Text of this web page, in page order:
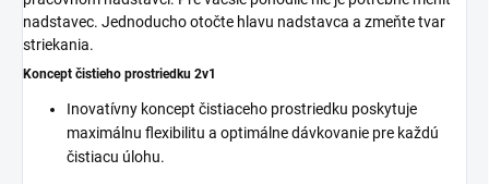
nadstavec. Jednoducho otočte hlavu nadstavca a zmeňte tvar
striekania.
Koncept čistieho prostriedku 2v1
Inovatívny koncept čistiaceho prostriedku poskytuje
maximálnu flexibilitu a optimálne dávkovanie pre každú
čistiacu úlohu.